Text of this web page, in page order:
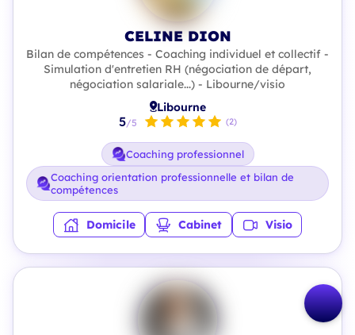
CELINE DION
Bilan de compétences - Coaching individuel et collectif -
Simulation d'entretien RH (négociation de départ,
négociation salariale...) - Libourne/visio
Libourne
5/5 (2)
Coaching professionnel
Coaching orientation professionnelle et bilan de
compétences
Domicile Cabinet Visio